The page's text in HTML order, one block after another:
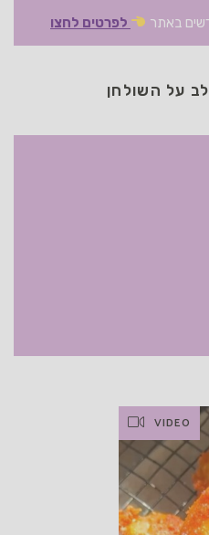
באתר לפרטים לחצו
על השולחן
VIDEO